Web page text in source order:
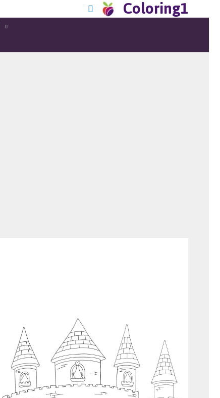
Coloring1